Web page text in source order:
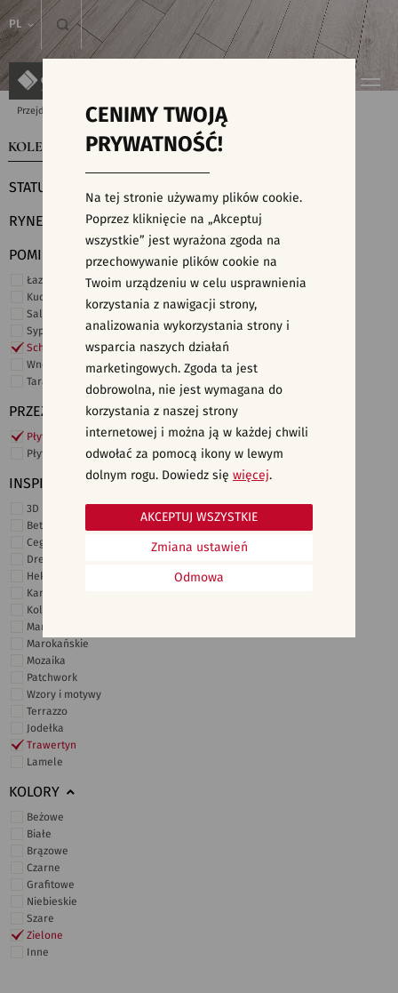
PL
Przejdź do strony głównej Kolekcje
KOLEKCJE WYSZUKIWARKA PŁYTEK
STATUS
RYNEK
POMIESZCZENIE
Łazienka
Kuchnia
Salon i hol
Sypialnia
Schody
Wnętrza komercyjne
Taras i ogród
PRZEZNACZENIE
Płytki ścienne
Płytki podłogowe
INSPIRACJE
3D i struktury
Beton
Cegiełki
Drewno
Heksagonalne
Kamień
Kolor
Marmur
Marokańskie
Mozaika
Patchwork
Wzory i motywy
Terrazzo
Jodełka
Trawertyn
Lamele
KOLORY
Beżowe
Białe
Brązowe
Czarne
Grafitowe
Niebieskie
Szare
Zielone
Inne
CENIMY TWOJĄ
PRYWATNOŚĆ!
Na tej stronie używamy plików cookie.
Poprzez kliknięcie na „Akceptuj
wszystkie” jest wyrażona zgoda na
przechowywanie plików cookie na
Twoim urządzeniu w celu usprawnienia
korzystania z nawigacji strony,
analizowania wykorzystania strony i
wsparcia naszych działań
marketingowych. Zgoda ta jest
dobrowolna, nie jest wymagana do
korzystania z naszej strony
internetowej i można ją w każdej chwili
odwołać za pomocą ikony w lewym
dolnym rogu. Dowiedz się więcej.
Odmowa
Zmiana ustawień
AKCEPTUJ WSZYSTKIE